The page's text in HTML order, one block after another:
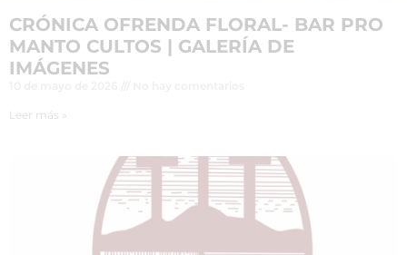
CRÓNICA OFRENDA FLORAL- BAR PRO
MANTO CULTOS | GALERÍA DE
IMÁGENES
Leer más »